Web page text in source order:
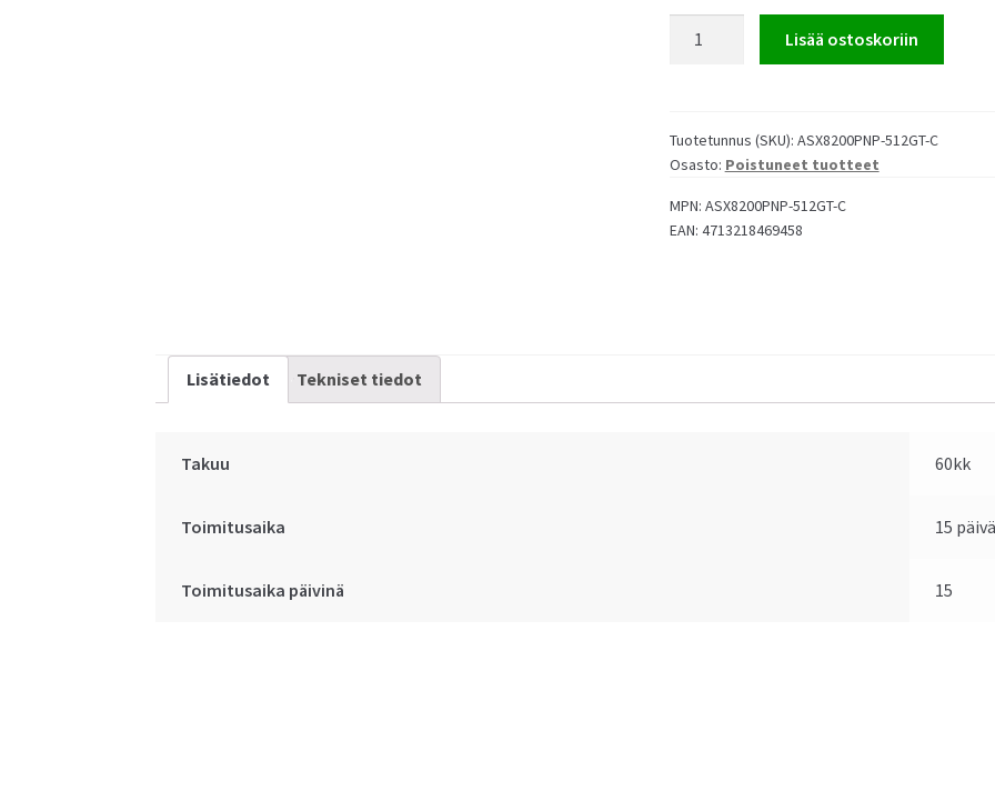
512GB
3D
SSD
Lisää ostoskoriin
Tuotetunnus (SKU): ASX8200PNP-512GT-C
Osasto: Poistuneet tuotteet
MPN: ASX8200PNP-512GT-C
EAN: 4713218469458
Lisätiedot Tekniset tiedot
Takuu 60kk
Toimitusaika 15
Toimitusaika päivinä 15